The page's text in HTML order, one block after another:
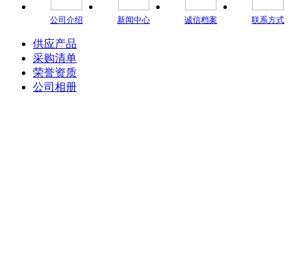
公司介绍 新闻中心 诚信档案 联系方式
供应产品
采购清单
荣誉资质
公司相册